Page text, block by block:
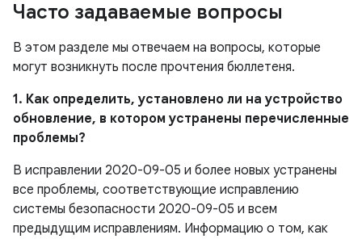
Часто задаваемые вопросы
В этом разделе мы отвечаем на вопросы, которые
могут возникнуть после прочтения бюллетеня.
1. Как определить, установлено ли на устройство
обновление, в котором устранены перечисленные
проблемы?
В исправлении 2020-09-05 и более новых устранены
все проблемы, соответствующие исправлению
системы безопасности 2020-09-05 и всем
предыдущим исправлениям. Информацию о том, как